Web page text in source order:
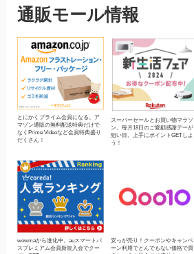
通販モール情報
とにかくプライム会員になる。ア
マゾン通販の無料配送特典だけで
なくPrime Videoなど会員特典盛り
だくさん！
スーパーセールとお買い物マラソ
ン。毎月18日のご愛顧感謝デーが
狙い目。上手にポイントGETしよ
う！
wowmaから進化中。auスマートパ
スプレミアム会員新規入会でクー
安っが売り！クーポンやキャンペ
ーン利用でとんでもない価格で買